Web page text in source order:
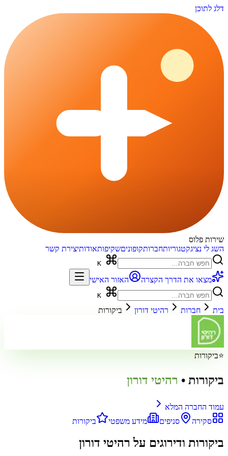
דלג לתוכן
שירות פלוס
השג לי נציגקטגוריותחברותקופוניםשקיפותאודותיצירת קשר
מצאו את הדרך הקצרה האזור האישי
בית חברות רהיטי דורון ביקורות
⭐ביקורות
ביקורות • רהיטי דורון
עמוד החברה המלא
סקירה
סניפים מידע משפטי ביקורות
ביקורות ודירוגים על רהיטי דורון